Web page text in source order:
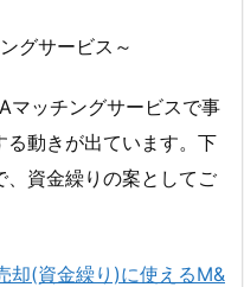
グサービス～
マッチングサービスで事
動きが出ています。下
資金繰りの案としてご
却(資金繰り)に使えるM&